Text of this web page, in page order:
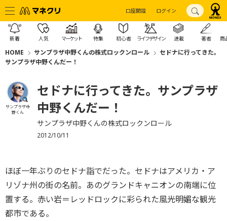
口座開設 ログイン
新着 人気 マーケット 特集 初心者 ライフデザイン 連載 著者 商
HOME サンプラザ中野くんの株式ロックンロール
セドナに行ってきた。
サンプラザ中野くんだー！
サンプラザ中
野くん
セドナに行ってきた。サンプラザ
中野くんだー！
サンプラザ中野くんの株式ロックンロール
2012/10/11
ほぼ一年ぶりのセドナ詣でだった。セドナはアメリカ・ア
リゾナ州の街の名前。あのグランドキャニオンの南端に位
置する。赤い岩＝レッドロックに彩られた風光明媚な観光
都市である。